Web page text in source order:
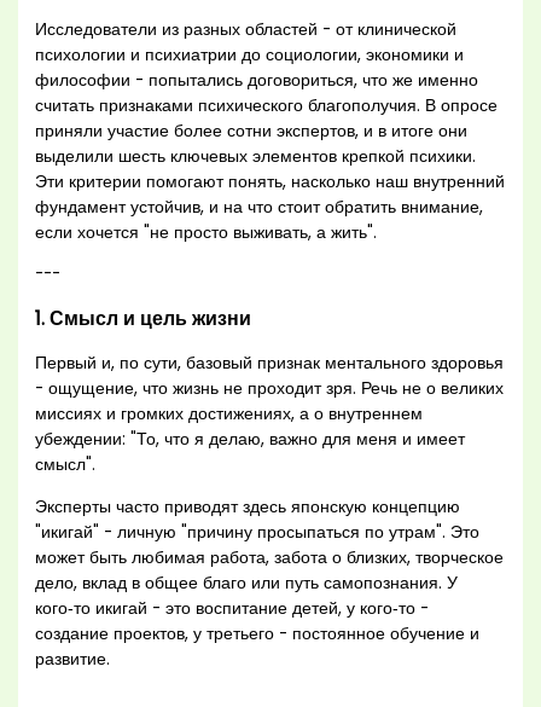
Исследователи из разных областей - от клинической
психологии и психиатрии до социологии, экономики и
философии - попытались договориться, что же именно
считать признаками психического благополучия. В опросе
приняли участие более сотни экспертов, и в итоге они
выделили шесть ключевых элементов крепкой психики.
Эти критерии помогают понять, насколько наш внутренний
фундамент устойчив, и на что стоит обратить внимание,
если хочется "не просто выживать, а жить".
---
1. Смысл и цель жизни
Первый и, по сути, базовый признак ментального здоровья
- ощущение, что жизнь не проходит зря. Речь не о великих
миссиях и громких достижениях, а о внутреннем
убеждении: "То, что я делаю, важно для меня и имеет
смысл".
Эксперты часто приводят здесь японскую концепцию
"икигай" - личную "причину просыпаться по утрам". Это
может быть любимая работа, забота о близких, творческое
дело, вклад в общее благо или путь самопознания. У
кого‑то икигай - это воспитание детей, у кого‑то -
создание проектов, у третьего - постоянное обучение и
развитие.